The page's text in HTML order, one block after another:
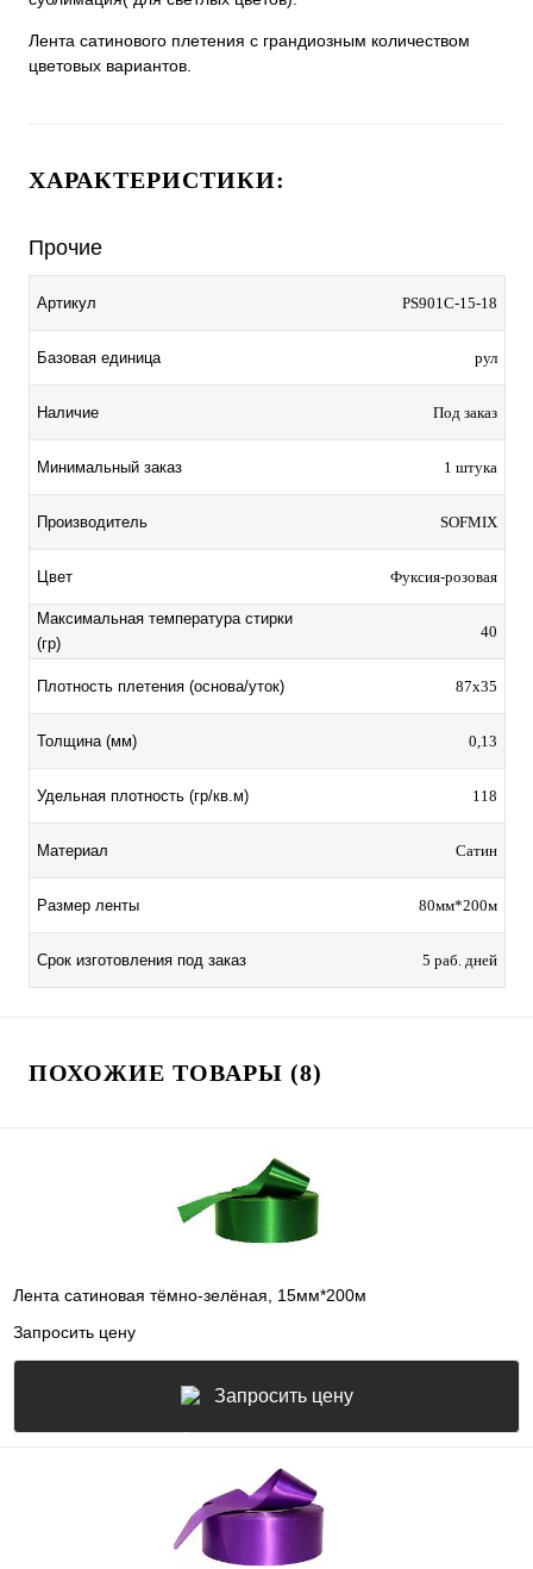
Лента сатинового плетения с грандиозным количеством
цветовых вариантов.
ХАРАКТЕРИСТИКИ:
Прочие
Артикул PS901C-15-18
Базовая единица рул
Наличие Под заказ
Минимальный заказ 1 штука
Производитель SOFMIX
Цвет Фуксия-розовая
Максимальная температура стирки
(гр)
40
Плотность плетения (основа/уток) 87х35
Толщина (мм) 0,13
Удельная плотность (гр/кв.м) 118
Материал Сатин
Размер ленты 80мм*200м
Срок изготовления под заказ 5 раб. дней
ПОХОЖИЕ ТОВАРЫ (8)
Лента сатиновая тёмно-зелёная, 15мм*200м
Запросить цену
Запросить цену